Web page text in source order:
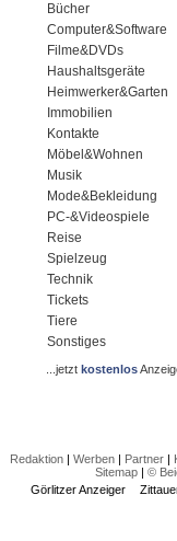
Bücher
Computer&Software
Filme&DVDs
Haushaltsgeräte
Heimwerker&Garten
Immobilien
Kontakte
Möbel&Wohnen
Musik
Mode&Bekleidung
PC-&Videospiele
Reise
Spielzeug
Technik
Tickets
Tiere
Sonstiges
...jetztkostenlos
Redaktion| Werben| Partner|
Sitemap| ©
Görlitzer Anzeiger